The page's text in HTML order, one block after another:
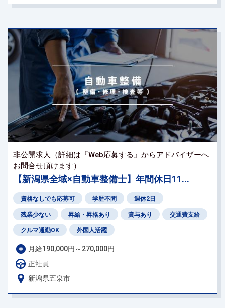
非公開求人（詳細は『Web応募する』からアドバイザーへ
お問合せ頂けます）
【新潟県全域×自動車整備士】年間休日11...
資格なしでも応募可 学歴不問 週休2日
残業少ない 昇給・昇格あり 賞与あり 交通費支給
クルマ通勤OK 外国人活躍
月給190,000円～270,000円
正社員
新潟県五泉市